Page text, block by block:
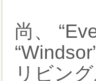
尚、
リビン